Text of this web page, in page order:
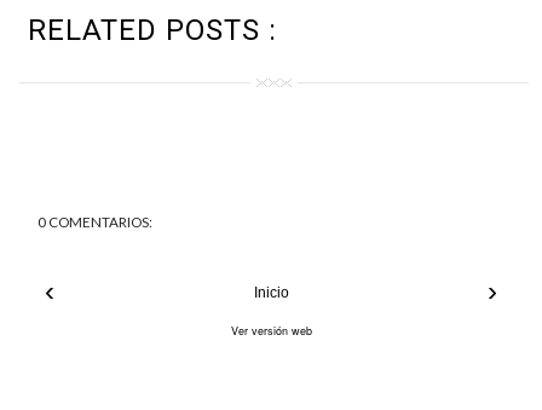
RELATED POSTS :
0 COMENTARIOS:
‹ ›
Inicio
Ver versión web